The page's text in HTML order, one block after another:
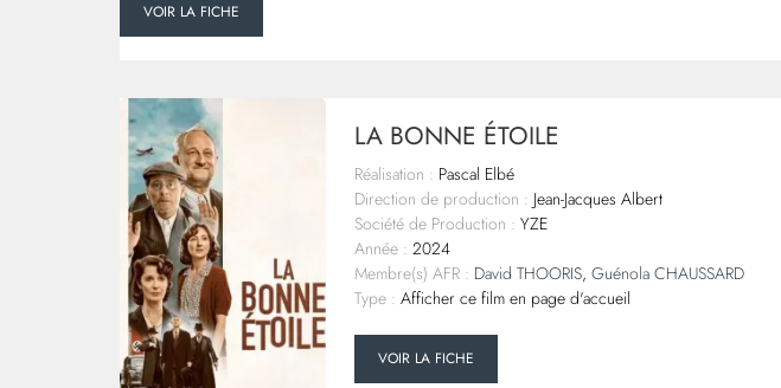
VOIR LA FICHE
LA BONNE ÉTOILE
Réalisation : Pascal Elbé
Direction de production : Jean-Jacques Albert
Société de Production : YZE
Année : 2024
Membre(s) AFR : David THOORIS, Guénola CHAUSSARD
Type : Afficher ce film en page d'accueil
VOIR LA FICHE